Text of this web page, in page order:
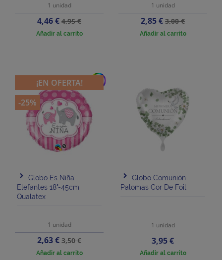
1 unidad
Precio
4,46 €Precio
base
4,95 €
Añadir al carrito
1 unidad
Precio
2,85 €Precio
base
3,00 €
Añadir al carrito
add
Globo Es Niña
Elefantes 18"-45cm
Qualatex
1 unidad
Precio
2,63 €Precio
base
3,50 €
Añadir al carrito
¡EN OFERTA!
-25%
Globo Comunión
Palomas Cor De Foil
1 unidad
Precio
3,95 €
Añadir al carrito